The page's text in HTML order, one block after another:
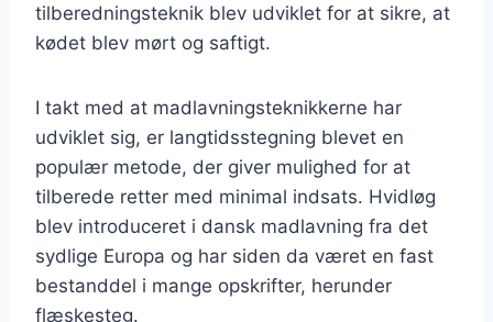
tilberedningsteknik blev udviklet for at sikre, at
kødet blev mørt og saftigt.
I takt med at madlavningsteknikkerne har
udviklet sig, er langtidsstegning blevet en
populær metode, der giver mulighed for at
tilberede retter med minimal indsats. Hvidløg
blev introduceret i dansk madlavning fra det
sydlige Europa og har siden da været en fast
bestanddel i mange opskrifter, herunder
flæskesteg.